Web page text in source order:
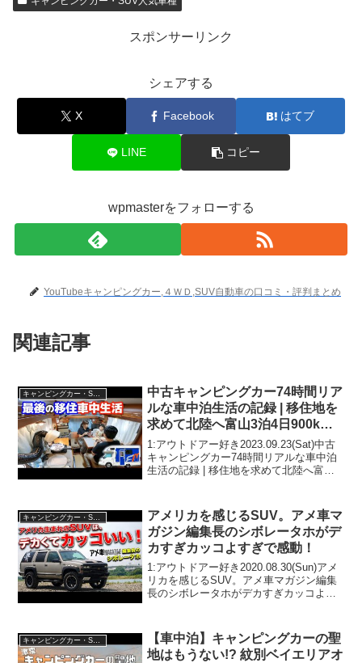
スポンサーリンク
シェアする
X Facebook はてブ
LINE コピー
wpmasterをフォローする
YouTubeキャンピングカー,４ＷＤ,SUV自動車の口コミ・評判まとめ
関連記事
キャンピングカー・SUV人気車種
中古キャンピングカー74時間リア
ルな車中泊生活の記録 | 移住地を
求めて北陸へ富山3泊4日900km
内見旅
1:アウトドアー好き2023.09.23(Sat)中古
キャンピングカー74時間リアルな車中泊
生活の記録 | 移住地を求めて北陸へ富山3
き2023.09.23(S...
アメリカを感じるSUV。アメ車マ
ガジン編集長のシボレータホがデ
カすぎカッコよすぎで感動！
1:アウトドアー好き2020.08.30(Sun)アメ
リカを感じるSUV。アメ車マガジン編集
長のシボレータホがデカすぎカッコよす
2020.08.30(Sun)この動画は注...
キャンピングカー・SUV人気車種
【車中泊】キャンピングカーの聖
地はもうない!? 紋別ベイエリアオ